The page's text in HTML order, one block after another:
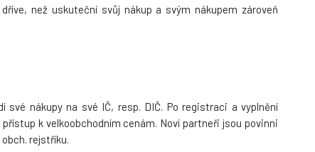
než uskuteční svůj nákup a svým nákupem zároveň
nákupy na své IČ, resp. DIČ. Po registraci a vyplnění
k velkoobchodním cenám. Noví partneři jsou povinni
rejstříku.